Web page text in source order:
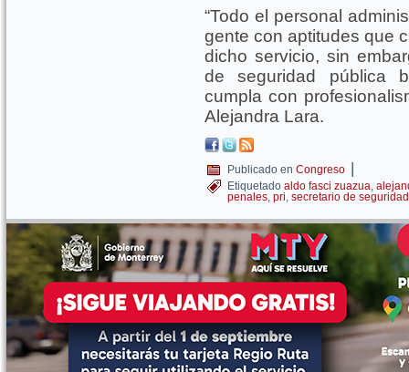
“Todo el personal
gente con aptitudes que
dicho servicio, sin
de seguridad pública
cumpla con
Alejandra Lara.
Publicado en Congreso |
Etiquetado aldo fasci zuazua,
penales, pri, secretario de